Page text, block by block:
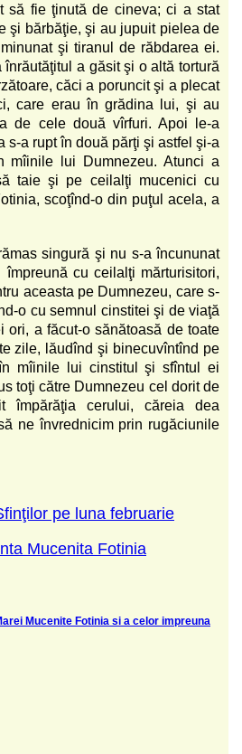
să fie ţinută de cineva; ci a stat
şi bărbăţie, şi au jupuit pielea de
şi tiranul de răbdarea ei.
înrăutăţitul a găsit şi o altă tortură
căci a poruncit şi a plecat
care erau în grădina lui, şi au
de cele două vîrfuri. Apoi le-a
s-a rupt în două părţi şi astfel şi-a
mîinile lui Dumnezeu. Atunci a
taie şi pe ceilalţi mucenici cu
scoţînd-o din puţul acela, a
singură şi nu s-a încununat
cu ceilalţi mărturisitori,
aceasta pe Dumnezeu, care s-
o cu semnul cinstitei şi de viaţă
ori, a făcut-o sănătoasă de toate
zile, lăudînd şi binecuvîntînd pe
mîinile lui cinstitul şi sfîntul ei
toţi către Dumnezeu cel dorit de
împărăţia cerului, căreia dea
ne învrednicim prin rugăciunile
pe luna februarie
Mucenita Fotinia
Mucenite Fotinia si a celor impreuna